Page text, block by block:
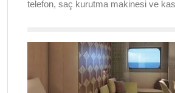
telefon, saç kurutma makinesi ve